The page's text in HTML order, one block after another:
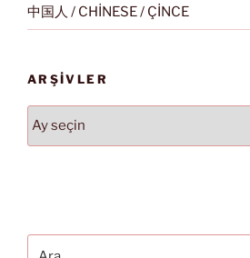
中国人 / CHİNESE / ÇİNCE
ARŞIVLER
Arşivler